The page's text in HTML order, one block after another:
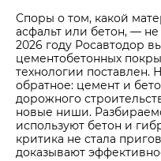
Споры о том, какой
асфальт или бетон, —
2026 году Росавтодор
цементобетонных
технологии поставлен.
обратное: цемент и
дорожного
новые ниши.
используют бетон и
критика не стала
доказывают
Служба доверия